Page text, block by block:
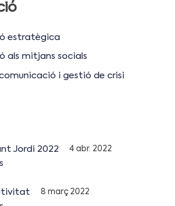
estratègica
als mitjans socials
i gestió de crisi
Jordi 2022
4 abr. 2022
8 març 2022